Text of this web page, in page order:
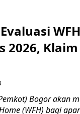
Klaim
Bogor akan
(WFH) bagi